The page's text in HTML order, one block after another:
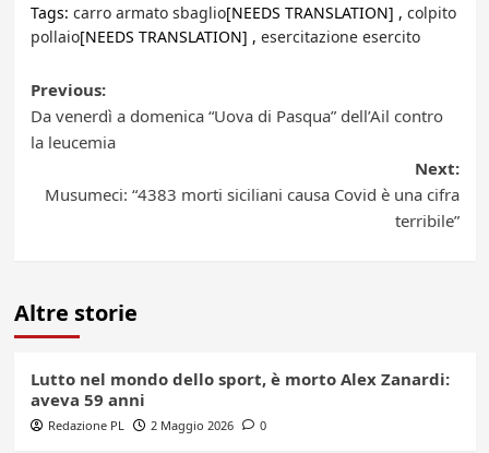
Tags: carro armato sbaglio[NEEDS TRANSLATION] , colpito
pollaio[NEEDS TRANSLATION] , esercitazione esercito
Post
navigation
Previous:
Da venerdì a domenica “Uova di Pasqua” dell’Ail contro
la leucemia
Next:
Musumeci: “4383 morti siciliani causa Covid è una cifra
terribile”
Altre storie
Lutto nel mondo dello sport, è morto Alex Zanardi:
aveva 59 anni
Redazione PL 2 Maggio 2026 0